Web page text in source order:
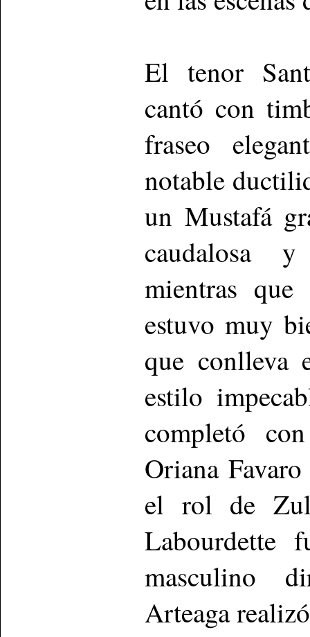
El tenor
cantó con
fraseo
notable
un Mustafá
caudalosa
mientras
estuvo muy
que conlleva
estilo
completó
Oriana
el rol de
Labourdette
masculino
Arteaga